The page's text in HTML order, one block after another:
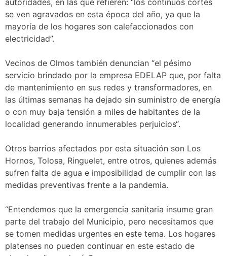
autoridades, en las que refieren: “los continuos cortes
se ven agravados en esta época del año, ya que la
mayoría de los hogares son calefaccionados con
electricidad”.
Vecinos de Olmos también denuncian “el pésimo
servicio brindado por la empresa EDELAP que, por falta
de mantenimiento en sus redes y transformadores, en
las últimas semanas ha dejado sin suministro de energía
o con muy baja tensión a miles de habitantes de la
localidad generando innumerables perjuicios“.
Otros barrios afectados por esta situación son Los
Hornos, Tolosa, Ringuelet, entre otros, quienes además
sufren falta de agua e imposibilidad de cumplir con las
medidas preventivas frente a la pandemia.
“Entendemos que la emergencia sanitaria insume gran
parte del trabajo del Municipio, pero necesitamos que
se tomen medidas urgentes en este tema. Los hogares
platenses no pueden continuar en este estado de